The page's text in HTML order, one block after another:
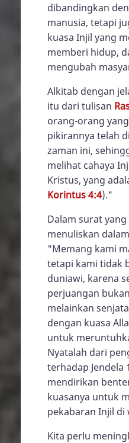
dibandingkan
manusia, tetapi
kuasa Injil yang
memberi hidup,
mengubah
Alkitab dengan
itu dari tulisan
orang-orang
pikirannya telah
zaman ini,
melihat cahaya
Kristus, yang
Korintus 4:4)."
Dalam surat
menuliskan
"Memang kami
tetapi kami tidak
duniawi, karena
perjuangan
melainkan
dengan kuasa
untuk
Nyatalah dari
terhadap Jendela
mendirikan
kuasanya untuk
pekabaran Injil di
Kita perlu